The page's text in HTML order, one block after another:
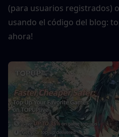
(para usuarios registrados)
usando el código del blog:
ahora!